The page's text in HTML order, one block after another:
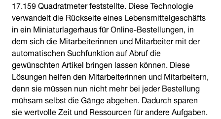
17.159 Quadratmeter feststellte. Diese Technologie
verwandelt die Rückseite eines Lebensmittelgeschäfts
in ein Miniaturlagerhaus für Online-Bestellungen, in
dem sich die Mitarbeiterinnen und Mitarbeiter mit der
automatischen Suchfunktion auf Abruf die
gewünschten Artikel bringen lassen können. Diese
Lösungen helfen den Mitarbeiterinnen und Mitarbeitern,
denn sie müssen nun nicht mehr bei jeder Bestellung
mühsam selbst die Gänge abgehen. Dadurch sparen
sie wertvolle Zeit und Ressourcen für andere Aufgaben.